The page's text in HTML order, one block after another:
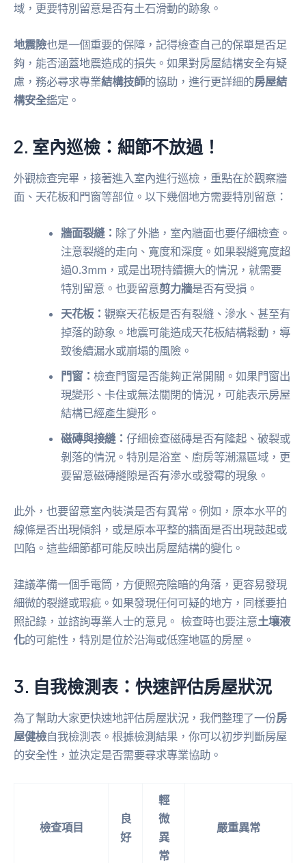
域，更要特別留意是否有土石滑動的跡象。
地震險也是一個重要的保障，記得檢查自己的保單是否足
夠，能否涵蓋地震造成的損失。如果對房屋結構安全有疑
慮，務必尋求專業結構技師的協助，進行更詳細的房屋結
構安全鑑定。
2. 室內巡檢：細節不放過！
外觀檢查完畢，接著進入室內進行巡檢，重點在於觀察牆
面、天花板和門窗等部位。以下幾個地方需要特別留意：
牆面裂縫： 除了外牆，室內牆面也要仔細檢查。
注意裂縫的走向、寬度和深度。如果裂縫寬度超
過0.3mm，或是出現持續擴大的情況，就需要
特別留意。也要留意剪力牆是否有受損。
天花板：觀察天花板是否有裂縫、滲水、甚至有
掉落的跡象。地震可能造成天花板結構鬆動，導
致後續漏水或崩塌的風險。
門窗：檢查門窗是否能夠正常開關。如果門窗出
現變形、卡住或無法關閉的情況，可能表示房屋
結構已經產生變形。
磁磚與接縫：仔細檢查磁磚是否有隆起、破裂或
剝落的情況。特別是浴室、廚房等潮濕區域，更
要留意磁磚縫隙是否有滲水或發霉的現象。
此外，也要留意室內裝潢是否有異常。例如，原本水平的
線條是否出現傾斜，或是原本平整的牆面是否出現鼓起或
凹陷。這些細節都可能反映出房屋結構的變化。
建議準備一個手電筒，方便照亮陰暗的角落，更容易發現
細微的裂縫或瑕疵。如果發現任何可疑的地方，同樣要拍
照記錄，並諮詢專業人士的意見。 檢查時也要注意土壤液
化的可能性，特別是位於沿海或低窪地區的房屋。
3. 自我檢測表：快速評估房屋狀況
為了幫助大家更快速地評估房屋狀況，我們整理了一份房
屋健檢自我檢測表。根據檢測結果，你可以初步判斷房屋
的安全性，並決定是否需要尋求專業協助。
檢查項目
良
好
輕
微
異
常
嚴重異常